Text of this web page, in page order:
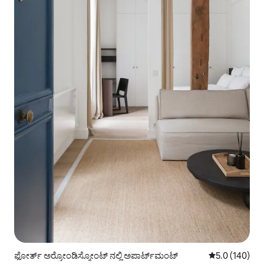
ಫೋರ್ತ್ ಅರ್ರೋಂಡಿಸ್ಮೋಂಟ್ ನಲ್ಲಿ ಅಪಾರ್ಟ್‌ಮಂಟ್ 5 ರಲ್ಲಿ 5.0
5.0 (140)